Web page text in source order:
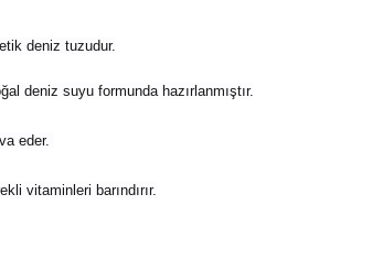
deniz tuzudur.
deniz suyu formunda hazırlanmıştır.
eder.
vitaminleri barındırır.